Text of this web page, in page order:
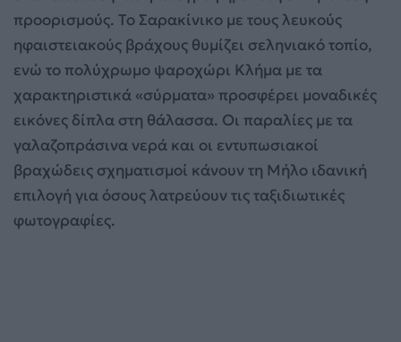
προορισμούς. Το Σαρακίνικο με τους λευκούς
ηφαιστειακούς βράχους θυμίζει σεληνιακό τοπίο,
ενώ το πολύχρωμο ψαροχώρι Κλήμα με τα
χαρακτηριστικά «σύρματα» προσφέρει μοναδικές
εικόνες δίπλα στη θάλασσα. Οι παραλίες με τα
γαλαζοπράσινα νερά και οι εντυπωσιακοί
βραχώδεις σχηματισμοί κάνουν τη Μήλο ιδανική
επιλογή για όσους λατρεύουν τις ταξιδιωτικές
φωτογραφίες.